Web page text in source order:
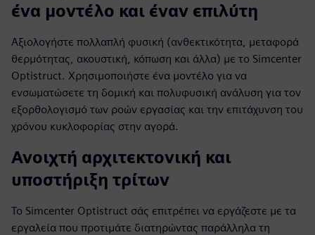
ένα μοντέλο και έναν επιλύτη
Αξιολογήστε πολλαπλή φυσική (ανθεκτικότητα, μεταφορά
θερμότητας, ακουστική, κόπωση και άλλα) με το Simcenter
Optistruct. Χρησιμοποιήστε ένα μοντέλο για να
ενσωματώσετε τη δομική και πολυφυσική ανάλυση για τον
εξορθολογισμό των ροών εργασίας και την επιτάχυνση του
χρόνου κυκλοφορίας στην αγορά.
Ανοιχτή αρχιτεκτονική και
υποστήριξη τρίτων
Το Simcenter Optistruct σάς επιτρέπει να εργάζεστε με τα
εργαλεία που προτιμάτε διατηρώντας παράλληλα τη